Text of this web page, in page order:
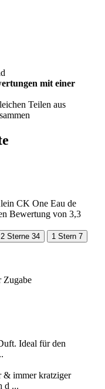
mit einer
Teilen aus
CK One Eau de
Bewertung von 3,3
2 Sterne 34 1 Stern 7
Zugabe
Ideal für den
& immer kratziger
d ...